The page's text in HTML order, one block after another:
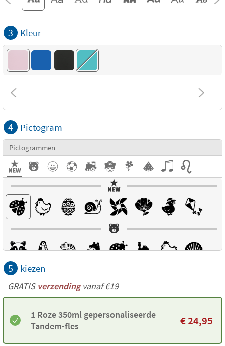
3 Kleur
4 Pictogram
Pictogrammen
5 kiezen
GRATISverzendingvanaf €19
1 Roze 350ml gepersonaliseerde
Tandem-fles
€24,95